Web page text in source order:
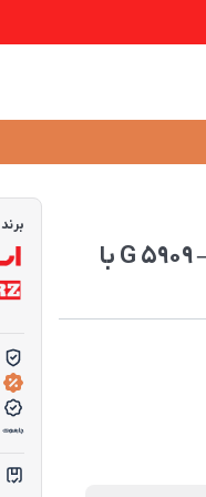
اجاق گاز صفحه ای شیشه‌ای استیل البرز مدل G 5909 – L&R با
برند